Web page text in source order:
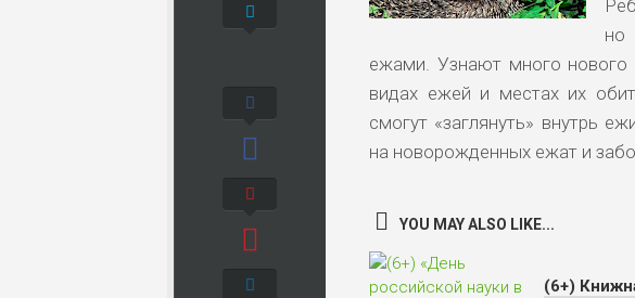
ежами. Узнают много нового
видах ежей и местах их
смогут «заглянуть» внутрь
на новорожденных ежат и
YOU MAY ALSO LIKE...
(6+)